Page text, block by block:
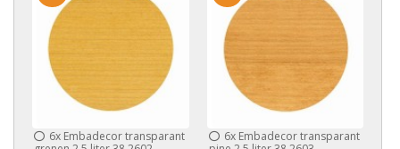
6x Embadecor transparant
6xEmbadecor transparant